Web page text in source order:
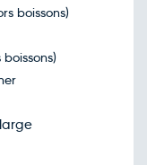
boissons)